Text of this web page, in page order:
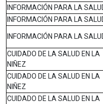
INFORMACIÓN PARA LA
INFORMACIÓN PARA LA
INFORMACIÓN PARA LA
CUIDADO DE LA SALUD EN LA
NIÑEZ
CUIDADO DE LA SALUD EN LA
NIÑEZ
CUIDADO DE LA SALUD EN LA